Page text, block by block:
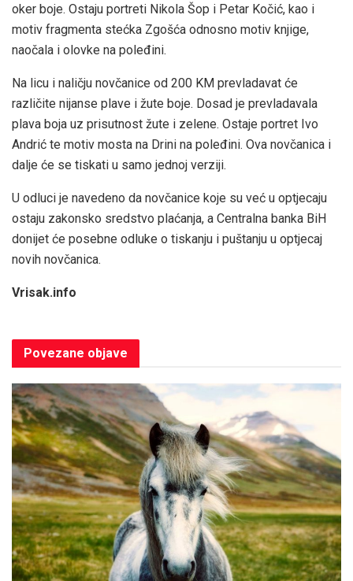
oker boje. Ostaju portreti Nikola Šop i Petar Kočić, kao i
motiv fragmenta stećka Zgošća odnosno motiv knjige,
naočala i olovke na poleđini.
Na licu i naličju novčanice od 200 KM prevladavat će
različite nijanse plave i žute boje. Dosad je prevladavala
plava boja uz prisutnost žute i zelene. Ostaje portret Ivo
Andrić te motiv mosta na Drini na poleđini. Ova novčanica i
dalje će se tiskati u samo jednoj verziji.
U odluci je navedeno da novčanice koje su već u optjecaju
ostaju zakonsko sredstvo plaćanja, a Centralna banka BiH
donijet će posebne odluke o tiskanju i puštanju u optjecaj
novih novčanica.
Vrisak.info
Povezane objave